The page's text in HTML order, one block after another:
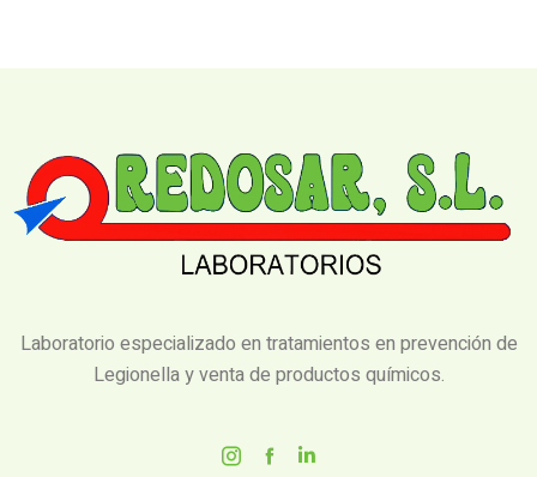
Laboratorio especializado en tratamientos en prevención de
Legionella y venta de productos químicos.